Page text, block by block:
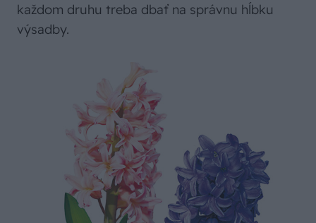
každom druhu treba dbať na správnu hĺbku
výsadby.